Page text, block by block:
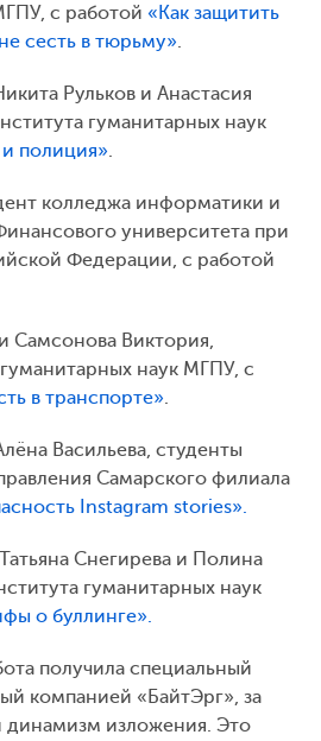
с работой «Как защитить
сесть в тюрьму».
Рульков и Анастасия
гуманитарных наук
полиция».
колледжа информатики и
университета при
Федерации, с работой
Самсонова Виктория,
наук МГПУ, с
в транспорте».
Васильева, студенты
Самарского филиала
Instagram stories».
Снегирева и Полина
гуманитарных наук
о буллинге».
получила специальный
компанией «БайтЭрг», за
изложения. Это